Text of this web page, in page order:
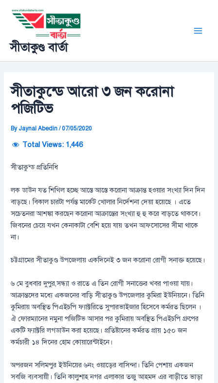
content
সীতাকুণ্ড বার্তা
সীতাকুন্ডে আরো ৩ জন করোনা
পজিটিভ
By Jaynal Abedin/ 07/05/2020
Total Views: 1,446
সীতাকুন্ড প্রতিনিধি
লক ডাউন যত শিথিল হচ্ছে আস্তে আস্তে করোনা আক্রান্ত হওয়ার সংখ্যা দিন দিন
বাড়ছে। বিকাল চারটা পর্যন্ত মার্কেট খোলার নির্দেশনা দেয়া হয়েছে । এতে
সচেতনরা আশঙ্কা করছেন করোনা আক্রান্তের সংখ্যা হু হু করে বাড়তে থাকবে।
জিবনের চেয়ে যখন কেনাকাটা বেশি হয়ে যায় তখন আফসোসের সীমা থাকে
না।
চট্টগ্রামের সীতাকুণ্ড উপজেলায় একদিনেই ৩ জন করোনা রোগী সনাক্ত হয়েছে।
৬ মে বুধবার দুপুর,সন্ধ্যা ও রাতে এ তিন রোগী সনাক্তের খবর পাওয়া যায়।
আক্রান্তদের মধ্যে একজনের বাড়ি সীতাকুণ্ড উপজেলার কুমিরা ইউনিয়নে। তিনি
কুমিরায় অবস্থিত পিএইচপি ফ্যাক্টরিতে সুপারভাইজার হিসেবে কর্মরত ছিলেন ।
ঐ ফোরম্যানের নমুনা পজিটিভ আসার পর কুমিরায় অবস্থিত পিএইচপি গ্রুপের
একটি ফ্যাক্টরি লগডাউন করা হয়েছে। প্রতিষ্টানের কর্মরত প্রায় ১৫০ জন
কর্মচারী ১৪ দিনের হোম কোয়ারেন্টাইনে।
অপরজন সলিমপুর ইউনিয়ের ৬নং ওয়াড়ের বাসিন্দা। তিনি পেশায় একজন
সবজি ব্যবসায়ী। তিনি কালুশাহ নগর এলাকার তজু আহমদ এর বাড়ীতে ভাড়া
navigation